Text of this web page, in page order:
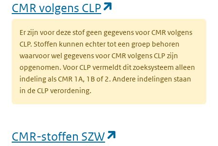
CMR volgens CLP
Er zijn voor deze stof geen gegevens voor CMR volgens
CLP. Stoffen kunnen echter tot een groep behoren
waarvoor wel gegevens voor CMR volgens CLP zijn
opgenomen. Voor CLP vermeldt dit zoeksysteem alleen
indeling als CMR 1A, 1B of 2. Andere indelingen staan
in de CLP verordening.
CMR-stoffen SZW